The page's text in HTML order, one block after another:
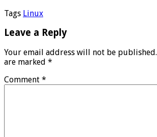
Tags Linux
Leave a Reply
Your email address will not be published.
are marked *
Comment *